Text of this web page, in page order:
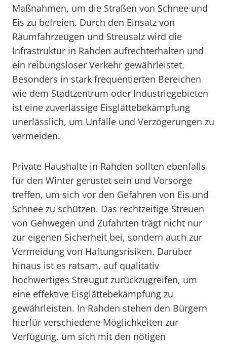
Maßnahmen, um die Straßen von Schnee und
Eis zu befreien. Durch den Einsatz von
Räumfahrzeugen und Streusalz wird die
Infrastruktur in Rahden aufrechterhalten und
ein reibungsloser Verkehr gewährleistet.
Besonders in stark frequentierten Bereichen
wie dem Stadtzentrum oder Industriegebieten
ist eine zuverlässige Eisglättebekämpfung
unerlässlich, um Unfälle und Verzögerungen zu
vermeiden.
Private Haushalte in Rahden sollten ebenfalls
für den Winter gerüstet sein und Vorsorge
treffen, um sich vor den Gefahren von Eis und
Schnee zu schützen. Das rechtzeitige Streuen
von Gehwegen und Zufahrten trägt nicht nur
zur eigenen Sicherheit bei, sondern auch zur
Vermeidung von Haftungsrisiken. Darüber
hinaus ist es ratsam, auf qualitativ
hochwertiges Streugut zurückzugreifen, um
eine effektive Eisglättebekämpfung zu
gewährleisten. In Rahden stehen den Bürgern
hierfür verschiedene Möglichkeiten zur
Verfügung, um sich mit den nötigen